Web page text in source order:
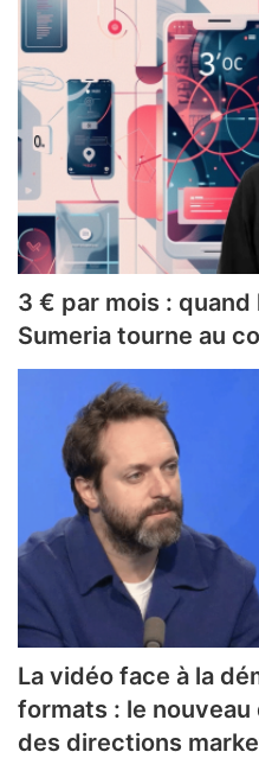
3 € par mois : quand
Sumeria tourne au
La vidéo face à la
formats : le
des directions